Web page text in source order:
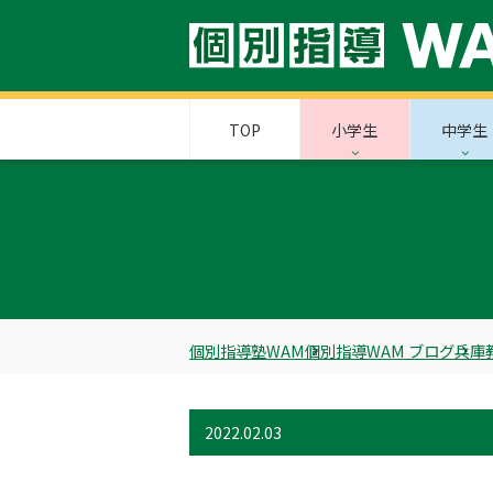
TOP 小学生 中学生
個別指導塾WAM個別指導WAM ブログ兵庫
2022.02.03